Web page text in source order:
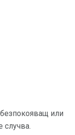
или
случва.